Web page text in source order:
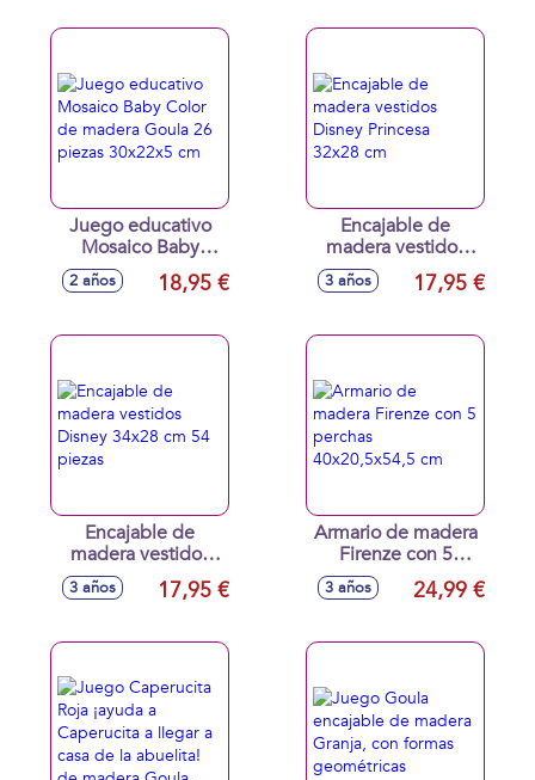
lo coma
Juego educativo
Mosaico Baby
Color de madera
Goula 26 piezas
2 años 18,95 €
Encajable de
madera vestidos
Disney Princesa
32x28 cm
3 años 17,95 €
Encajable de
madera vestidos
Disney 34x28 cm
54 piezas
3 años 17,95 €
Armario de madera
Firenze con 5
perchas
40x20,5x54,5 cm
3 años 24,99 €